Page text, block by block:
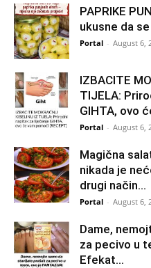
PAPRIKE
ukusne da
Portal - August 6,
IZBACITE
TIJELA:
GIHTA, ovo
Portal - August 6,
Magična
nikada je
drugi način…
Portal - August 6,
Dame,
za pecivo u
Efekat...